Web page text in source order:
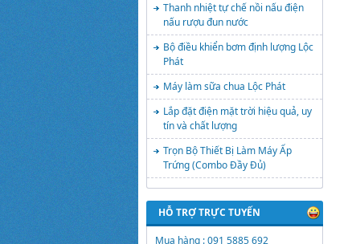
Thanh nhiệt tự chế nồi nấu điện
nấu rượu đun nước
Bộ điều khiển bơm định lượng Lộc
Phát
Máy làm sữa chua Lộc Phát
Lắp đặt điện mặt trời hiệu quả, uy
tín và chất lượng
Trọn Bộ Thiết Bị Làm Máy Ấp
Trứng (Combo Đầy Đủ)
HỖ TRỢ TRỰC TUYẾN
Mua hàng : 091 5885 692